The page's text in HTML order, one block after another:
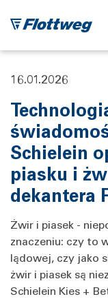
16.01.2026
Schielein
piasku i
dekantera
Żwir i piasek -
znaczeniu: czy to
lądowej, czy jako
żwir i piasek są
Schielein Kies +